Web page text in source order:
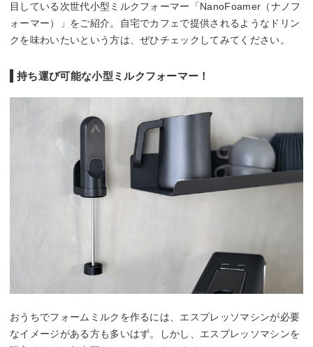
目している次世代小型ミルクフォーマー「NanoFoamer（ナノフ
ォーマー）」をご紹介。自宅でカフェで提供されるようなドリン
クを味わいたいという方は、ぜひチェックしてみてください。
持ち運び可能な小型ミルクフォーマー！
おうちでフォームミルクを作るには、エスプレッソマシンが必要
なイメージがある方も多いはず。しかし、エスプレッソマシンを